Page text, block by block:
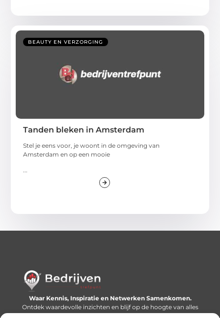
BEAUTY EN VERZORGING
Tanden bleken in Amsterdam
Stel je eens voor, je woont in de omgeving van
Amsterdam en op een mooie
Waar Kennis, Inspiratie en Netwerken Samenkomen.
Ontdek waardevolle inzichten en blijf op de hoogte van alles
wat er speelt in de wereld.